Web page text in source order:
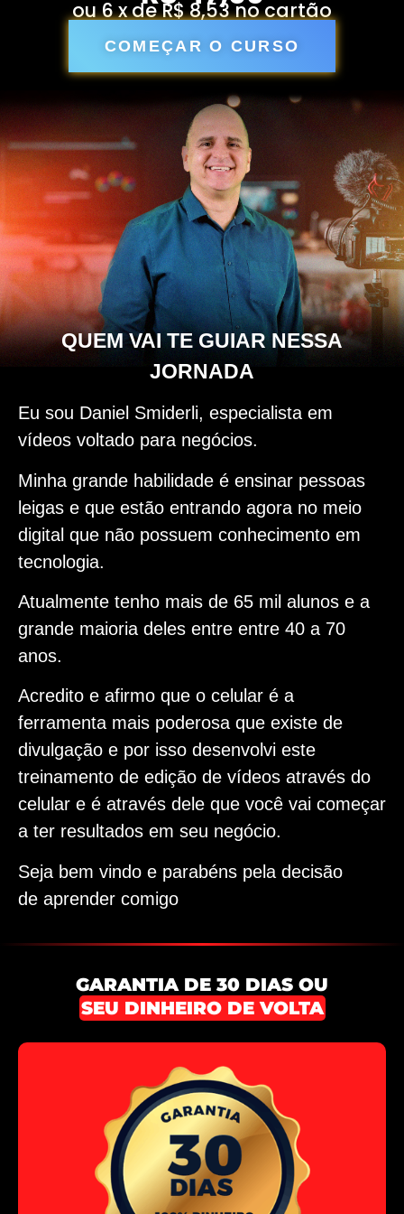
ou 6 x de R$ 8,53 no cartão
COMEÇAR O CURSO
QUEM VAI TE GUIARNESSA
JORNADA
Eu sou Daniel Smiderli, especialista em
vídeos voltado para negócios.
Minha grande habilidade é ensinar pessoas
leigas e que estão entrando agora no meio
digital que não possuem conhecimento em
tecnologia.
Atualmente tenho mais de 65 mil alunos e a
grande maioria deles entre entre 40 a 70
anos.
Acredito e afirmo que o celular é a
ferramenta mais poderosa que existe de
divulgação e por isso desenvolvi este
treinamento de edição de vídeos através do
celular e é através dele que você vai começar
a ter resultados em seu negócio.
Seja bem vindo e parabéns pela decisão
de aprender comigo
GARANTIA DE 30 DIAS OU
SEU DINHEIRO DE VOLTA